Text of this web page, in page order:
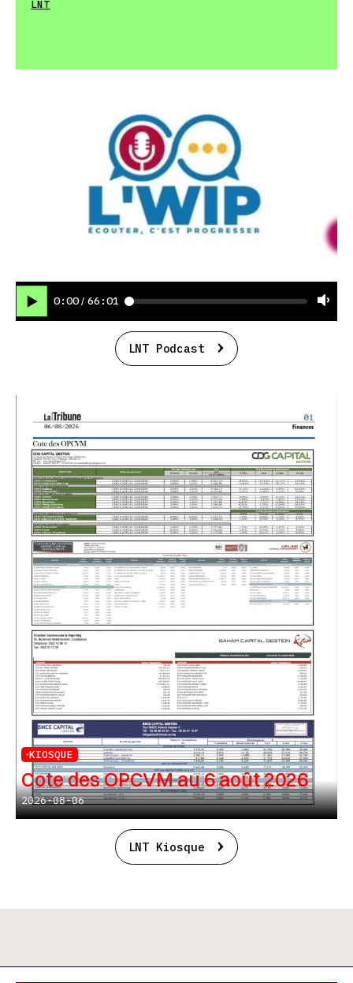
LNT
0:00 / 66:01
LNT Podcast
KIOSQUE
Cote des OPCVM au 6 août 2026
2026-08-06
LNT Kiosque